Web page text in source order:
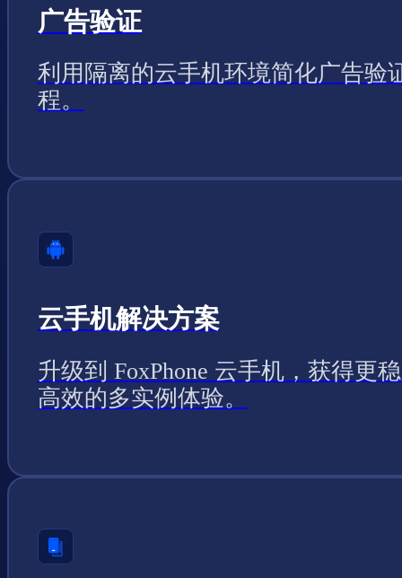
广告验证
利用隔离的云手机环境简化广告验
程。
云手机解决方案
升级到 FoxPhone 云手机，获得更
高效的多实例体验。